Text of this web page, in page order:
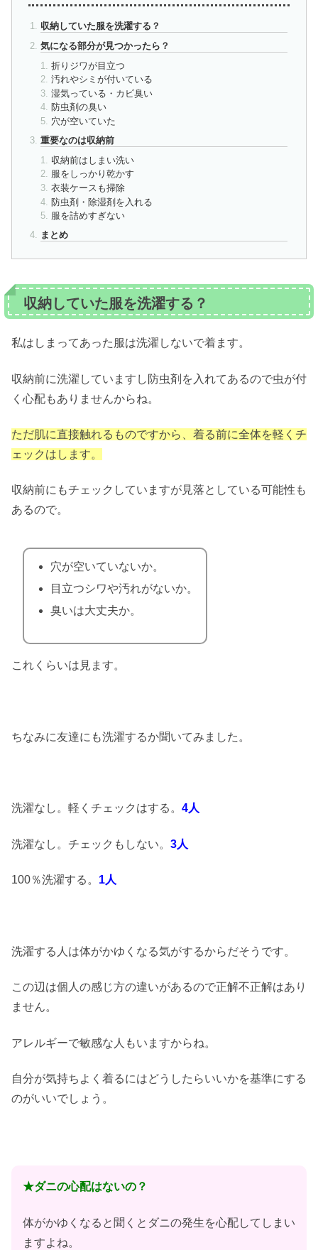
収納していた服を洗濯する？
気になる部分が見つかったら？
折りジワが目立つ
汚れやシミが付いている
湿気っている・カビ臭い
防虫剤の臭い
穴が空いていた
重要なのは収納前
収納前はしまい洗い
服をしっかり乾かす
衣装ケースも掃除
防虫剤・除湿剤を入れる
服を詰めすぎない
まとめ
収納していた服を洗濯する？
私はしまってあった服は洗濯しないで着ます。
収納前に洗濯していますし防虫剤を入れてあるので虫が付
く心配もありませんからね。
ただ肌に直接触れるものですから、着る前に全体を軽くチ
ェックはします。
収納前にもチェックしていますが見落としている可能性も
あるので。
穴が空いていないか。
目立つシワや汚れがないか。
臭いは大丈夫か。
これくらいは見ます。
ちなみに友達にも洗濯するか聞いてみました。
洗濯なし。軽くチェックはする。 4人
洗濯なし。チェックもしない。 3人
100％洗濯する。 1人
洗濯する人は体がかゆくなる気がするからだそうです。
この辺は個人の感じ方の違いがあるので正解不正解はあり
ません。
アレルギーで敏感な人もいますからね。
自分が気持ちよく着るにはどうしたらいいかを基準にする
のがいいでしょう。
★ダニの心配はないの？
体がかゆくなると聞くとダニの発生を心配してしまい
ますよね。